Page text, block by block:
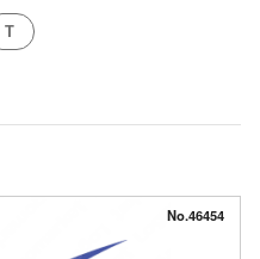
T
No.46454